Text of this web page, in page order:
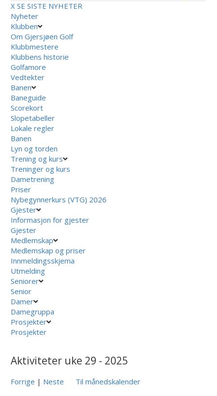
X SE SISTE NYHETER
Nyheter
Klubben
Om Gjersjøen Golf
Klubbmestere
Klubbens historie
Golfamore
Vedtekter
Banen
Baneguide
Scorekort
Slopetabeller
Lokale regler
Banen
Lyn og torden
Trening og kurs
Treninger og kurs
Dametrening
Priser
Nybegynnerkurs (VTG) 2026
Gjester
Informasjon for gjester
Gjester
Medlemskap
Medlemskap og priser
Innmeldingsskjema
Utmelding
Seniorer
Senior
Damer
Damegruppa
Prosjekter
Prosjekter
Aktiviteter uke 29 - 2025
Forrige | Neste Til månedskalender